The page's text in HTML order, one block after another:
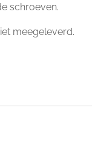
schroeven.
meegeleverd.